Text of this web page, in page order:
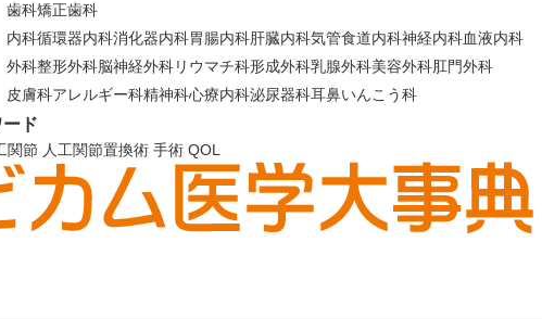
歯科矯正歯科
内科循環器内科消化器内科胃腸内科肝臓内科気管食道内科神経内科血液内科
外科整形外科脳神経外科リウマチ科形成外科乳腺外科美容外科肛門外科
皮膚科アレルギー科精神科心療内科泌尿器科耳鼻いんこう科
ド
関節 人工関節置換術 手術 QOL